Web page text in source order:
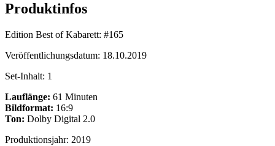
Produktinfos
Edition Best of Kabarett: #165
Veröffentlichungsdatum: 18.10.2019
Set-Inhalt: 1
Lauflänge: 61 Minuten
Bildformat: 16:9
Ton: Dolby Digital 2.0
Produktionsjahr: 2019